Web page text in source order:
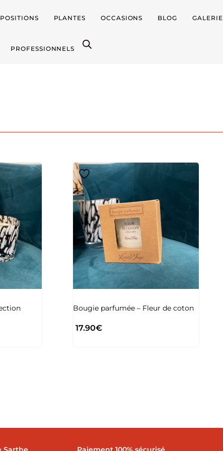
PLANTES OCCASIONS BLOG GALERIE
PROFESSIONNELS
Bougie parfumée – Fleur de coton
17.90€